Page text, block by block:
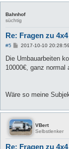
Bahnhof
süchtig
Re: Fragen zu 4x4
#5
B
r
2017-10-10 20:28:59
Die Umbauarbeiten
10000€, ganz normal
Wäre so meine
VBert
Selbstlenker
Re: Fragen zu 4x4